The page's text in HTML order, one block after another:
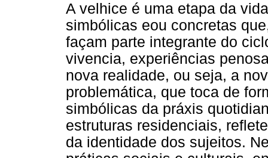
A velhice é uma etapa da
simbólicas eou concretas
façam parte integrante do
vivencia, experiências
nova realidade, ou seja, a
problemática, que toca de
simbólicas da práxis
estruturas residenciais,
da identidade dos sujeitos.